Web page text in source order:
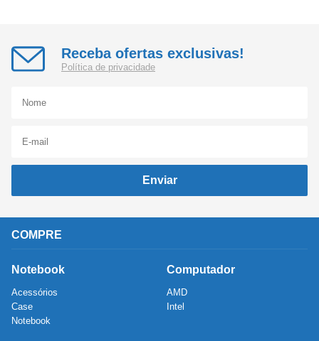
Receba ofertas exclusivas!
Política de privacidade
Enviar
COMPRE
Notebook
Acessórios
Case
Notebook
Computador
AMD
Intel